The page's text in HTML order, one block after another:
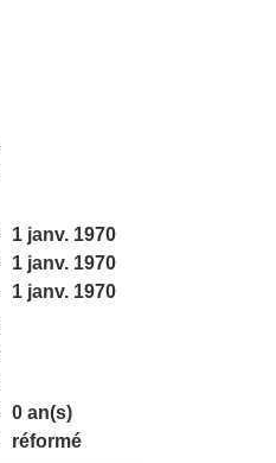
1 janv. 1970
1 janv. 1970
1 janv. 1970
0 an(s)
réformé